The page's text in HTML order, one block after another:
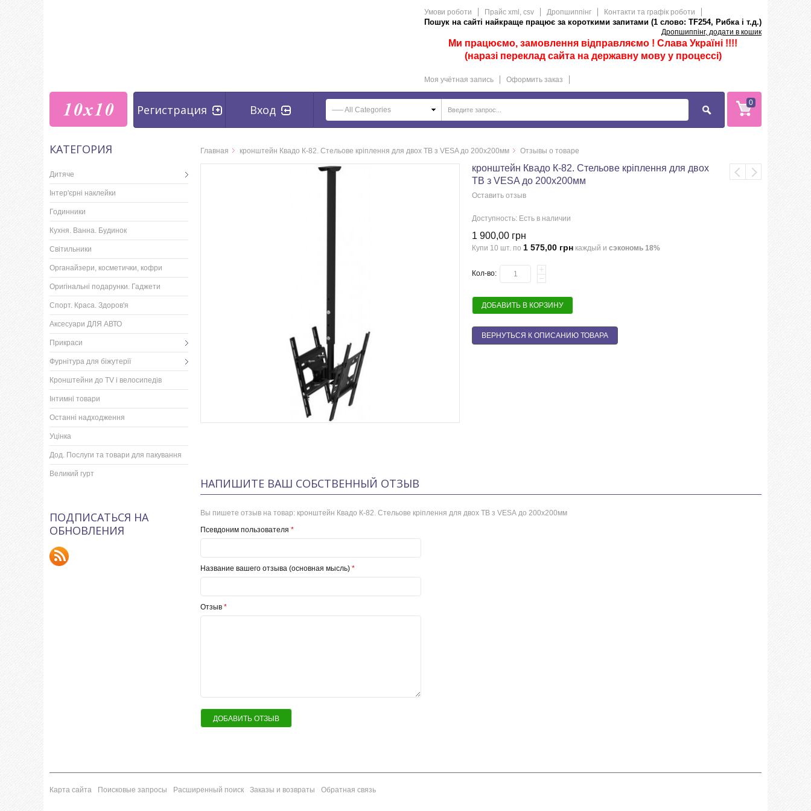
Умови роботи Прайс xml, csv Дропшиппінг Контакти та графік роботи
Пошук на сайті найкраще працює за короткими запитами (1 слово: TF254, Рибка і т.д.)
Дропшиппінг, додати в кошик
Ми працюємо, замовлення відправляємо ! Слава Україні !!!!
(наразі переклад сайта на державну мову у процессі)
Моя учётная запись Оформить заказ
Регистрация Вход —– All Categories
0
Главная кронштейн Квадо К-82. Стельове кріплення для двох ТВ з VESA до 200х200мм Отзывы о товаре
кронштейн Квадо К-82. Стельове кріплення для двох
ТВ з VESA до 200х200мм
Оставить отзыв
Доступность: Есть в наличии
1 900,00 грн
Купи 10 шт. по 1 575,00 грн каждый и сэкономь 18%
Кол-во:
ДОБАВИТЬ В КОРЗИНУ
ВЕРНУТЬСЯ К ОПИСАНИЮ ТОВАРА
НАПИШИТЕ ВАШ СОБСТВЕННЫЙ ОТЗЫВ
Вы пишете отзыв на товар: кронштейн Квадо К-82. Стельове кріплення для двох ТВ з VESA до 200х200мм
*
Псевдоним пользователя
*
Название вашего отзыва (основная мысль)
*
Отзыв
ДОБАВИТЬ ОТЗЫВ
КАТЕГОРИЯ
Дитяче
Інтер'єрні наклейки
Годинники
Кухня. Ванна. Будинок
Світильники
Органайзери, косметички, кофри
Оригінальні подарунки. Гаджети
Спорт. Краса. Здоров'я
Аксесуари ДЛЯ АВТО
Прикраси
Фурнітура для біжутерії
Кронштейни до TV і велосипедів
Інтимні товари
Останні надходження
Уцінка
Дод. Послуги та товари для пакування
Великий гурт
ПОДПИСАТЬСЯ НА
ОБНОВЛЕНИЯ
Карта сайта Поисковые запросы Расширенный поиск Заказы и возвраты Обратная связь